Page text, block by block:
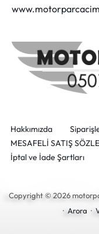
Hakkımızda
MESAFELİ SATIŞ
İptal ve İade Şartları
Copyright © 2026
· Arora ·